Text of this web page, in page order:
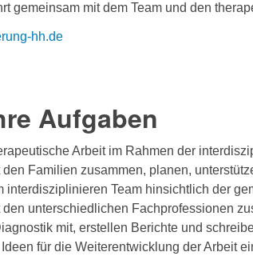
gemeinsam mit dem Team und den
hh.de
Aufgaben
Arbeit im Rahmen der
Familien zusammen, planen,
interdisziplinieren Team hinsichtlich der
unterschiedlichen Fachprofessionen
mit, erstellen Berichte und
für die Weiterentwicklung der Arbeit